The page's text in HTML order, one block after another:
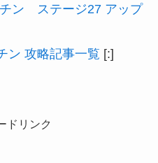
ン ステージ27 アップ
ン 攻略記事一覧 [:]
ドリンク